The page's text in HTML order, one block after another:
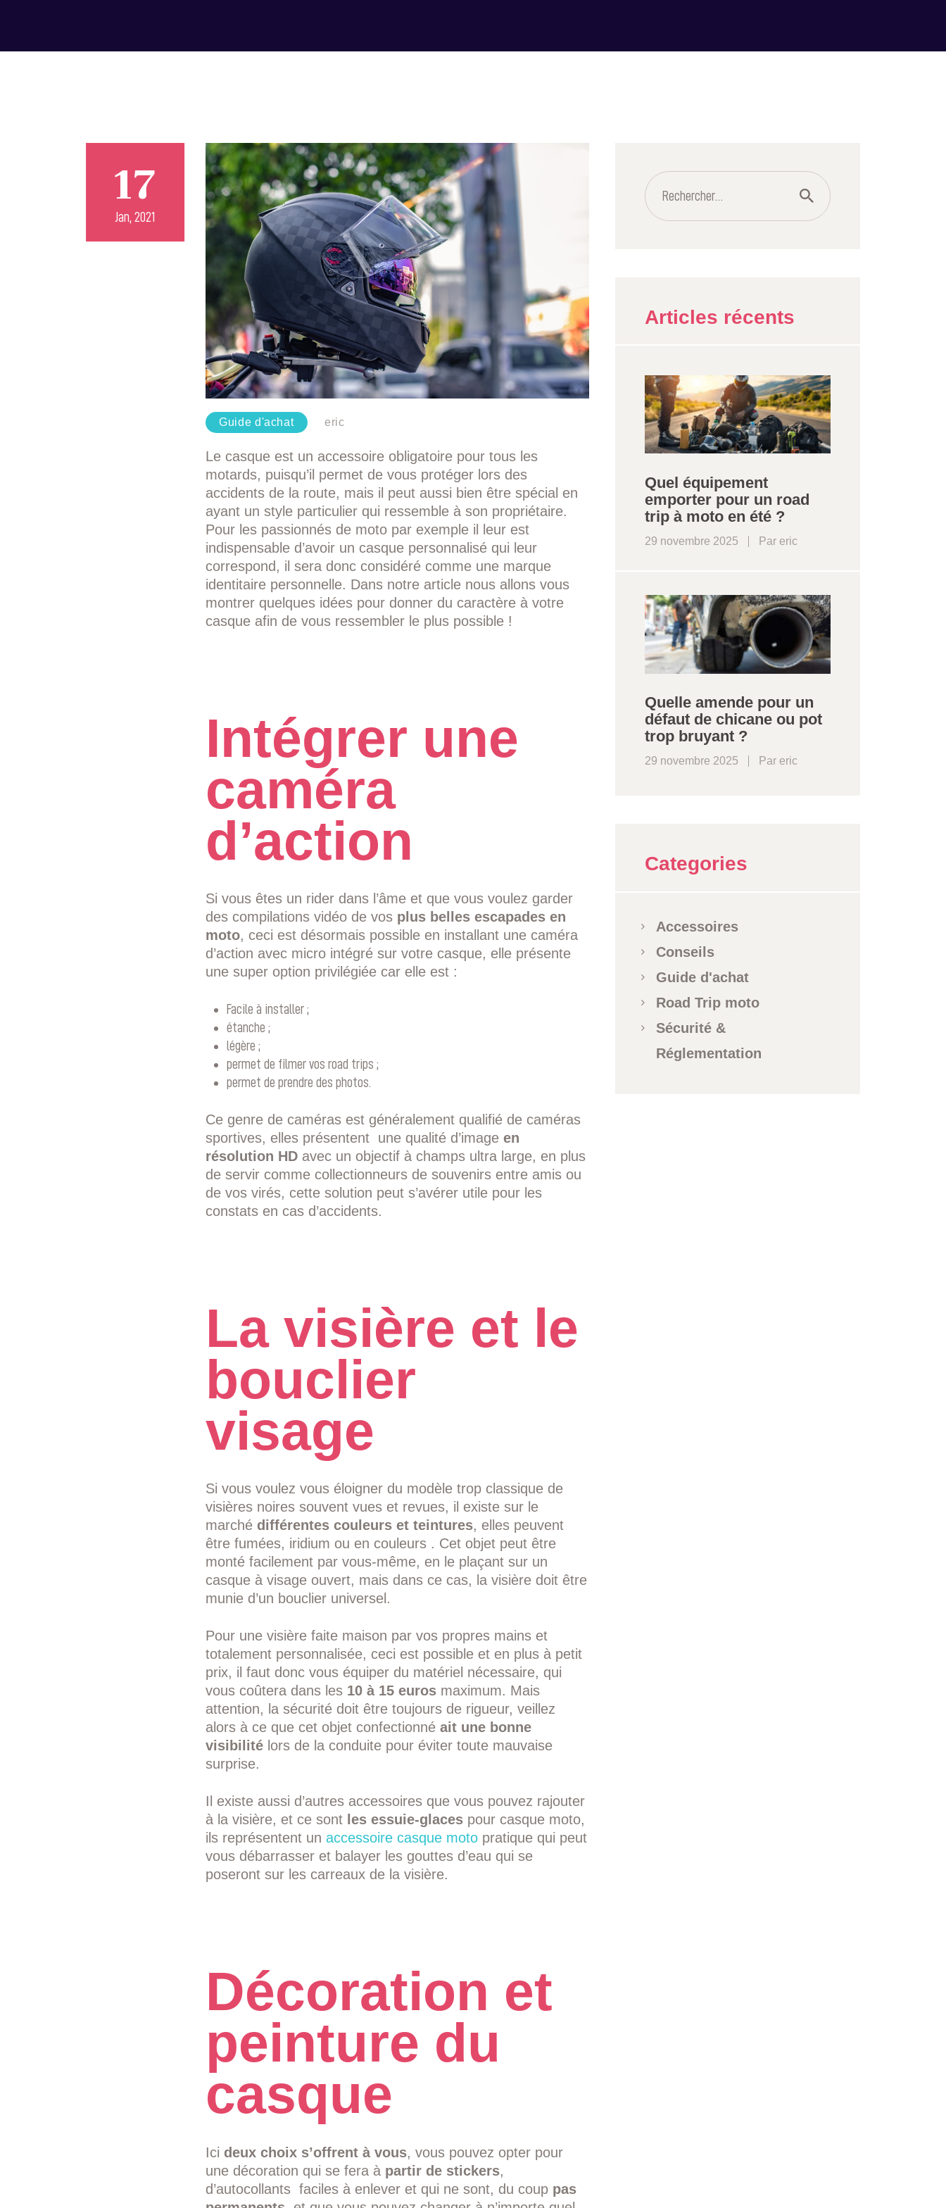
17
Jan, 2021
Guide d'achat eric
Le casque est un accessoire obligatoire pour tous les
motards, puisqu’il permet de vous protéger lors des
accidents de la route, mais il peut aussi bien être spécial en
ayant un style particulier qui ressemble à son propriétaire.
Pour les passionnés de moto par exemple il leur est
indispensable d’avoir un casque personnalisé qui leur
correspond, il sera donc considéré comme une marque
identitaire personnelle. Dans notre article nous allons vous
montrer quelques idées pour donner du caractère à votre
casque afin de vous ressembler le plus possible !
Intégrer une
caméra
d’action
Si vous êtes un rider dans l’âme et que vous voulez garder
des compilations vidéo de vosplus belles escapades en
moto, ceci est désormais possible en installant une caméra
d’action avec micro intégré sur votre casque, elle présente
une super option privilégiée car elle est :
Facile à installer ;
étanche ;
légère ;
permet de filmer vos road trips ;
permet de prendre des photos.
Ce genre de caméras est généralement qualifié de caméras
sportives, elles présentent une qualité d’imageen
résolution HD avec un objectif à champs ultra large, en plus
de servir comme collectionneurs de souvenirs entre amis ou
de vos virés, cette solution peut s’avérer utile pour les
constats en cas d’accidents.
La visière et le
bouclier
visage
Si vous voulez vous éloigner du modèle trop classique de
visières noires souvent vues et revues, il existe sur le
marché différentes couleurs et teintures, elles peuvent
être fumées, iridium ou en couleurs . Cet objet peut être
monté facilement par vous-même, en le plaçant sur un
casque à visage ouvert, mais dans ce cas, la visière doit être
munie d’un bouclier universel.
Pour une visière faite maison par vos propres mains et
totalement personnalisée, ceci est possible et en plus à petit
prix, il faut donc vous équiper du matériel nécessaire, qui
vous coûtera dans les 10 à 15 euros maximum. Mais
attention, la sécurité doit être toujours de rigueur, veillez
alors à ce que cet objet confectionnéait une bonne
visibilité lors de la conduite pour éviter toute mauvaise
surprise.
Il existe aussi d’autres accessoires que vous pouvez rajouter
à la visière, et ce sont les essuie-glacespour casque moto,
ils représentent un accessoire casque motopratique qui peut
vous débarrasser et balayer les gouttes d’eau qui se
poseront sur les carreaux de la visière.
Décoration et
peinture du
casque
Ici deux choix s’offrent à vous, vous pouvez opter pour
une décoration qui se fera àpartir de stickers,
d’autocollants faciles à enlever et qui ne sont, du coup pas
Rechercher :
Articles récents
Quel équipement
emporter pour un road
trip à moto en été ?
29 novembre 2025 Pareric
Quelle amende pour un
défaut de chicane ou pot
trop bruyant ?
29 novembre 2025 Pareric
Categories
Accessoires
Conseils
Guide d'achat
Road Trip moto
Sécurité &
Réglementation